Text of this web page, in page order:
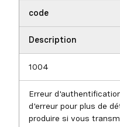
code
Description
1004
Erreur
d'erreur pour plus de
produire si vous